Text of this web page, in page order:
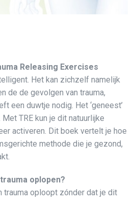
Releasing Exercises
Het kan zichzelf namelijk
de de gevolgen van trauma,
een duwtje nodig. Het ‘geneest’
TRE kun je dit natuurlijke
activeren. Dit boek vertelt je hoe
methode die je gezond,
oplopen?
trauma oploopt zónder dat je dit